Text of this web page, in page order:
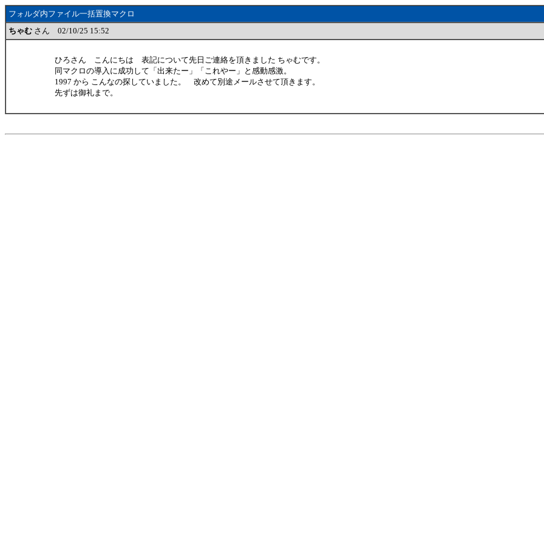
フォルダ内ファイル一括置換マクロ
ちゃむ さん 02/10/25 15:52
ひろさん こんにちは 表記について先日ご連絡を頂きました ちゃむです。
同マクロの導入に成功して「出来たー」「これやー」と感動感激。
1997 から こんなの探していました。 改めて別途メールさせて頂きます。
先ずは御礼まで。